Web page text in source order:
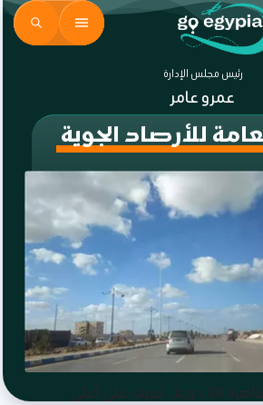
رئيس مجلس الإدارة
عمرو عامر
للأرصاد الجوية
المحسوسة على القاهرة 38 درجة.. تعرف على أعلى